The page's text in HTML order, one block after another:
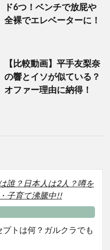
ド6つ！ベンチで放屁や
全裸でエレベーターに！
【比較動画】平手友梨奈
の響とイソが似ている？
オファー理由に納得！
誰？日本人は2人？噂を
子育て沸騰中!!
トは何？ガルクラでも